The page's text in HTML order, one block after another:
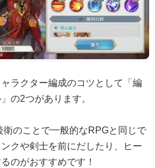
ラクター編成のコツとして「編
の2つがあります。
のことで一般的なRPGと同じで
クや剣士を前にだしたり、ヒー
のがおすすめです！